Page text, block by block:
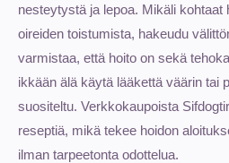
nesteytystä ja lepoa. Mikäli kohtaat
oireiden toistumista, hakeudu
varmistaa, että hoito on sekä
ikkään älä käytä lääkettä väärin tai
suositeltu. Verkkokaupoista
reseptiä, mikä tekee hoidon
ilman tarpeetonta odottelua.